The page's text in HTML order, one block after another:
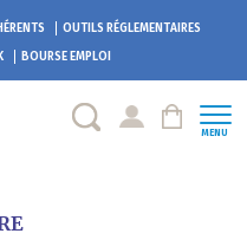
OUTILS RÉGLEMENTAIRES
BOURSE EMPLOI
MENU